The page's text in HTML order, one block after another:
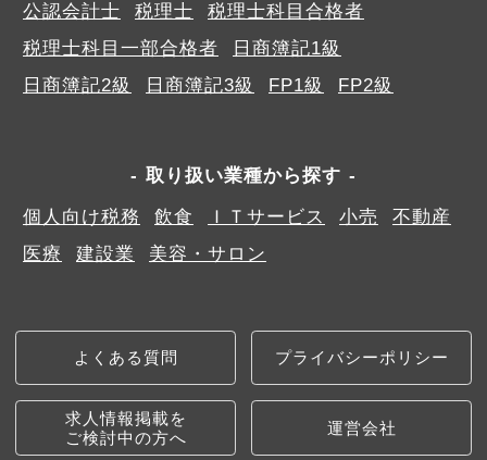
公認会計士
税理士
税理士科目合格者
税理士科目一部合格者
日商簿記1級
日商簿記2級
日商簿記3級 FP1級 FP2級
取り扱い業種から探す
個人向け税務
飲食 ＩＴサービス 小売
不動産
医療
建設業 美容・サロン
よくある質問 プライバシーポリシー
求人情報掲載を
ご検討中の方へ
運営会社